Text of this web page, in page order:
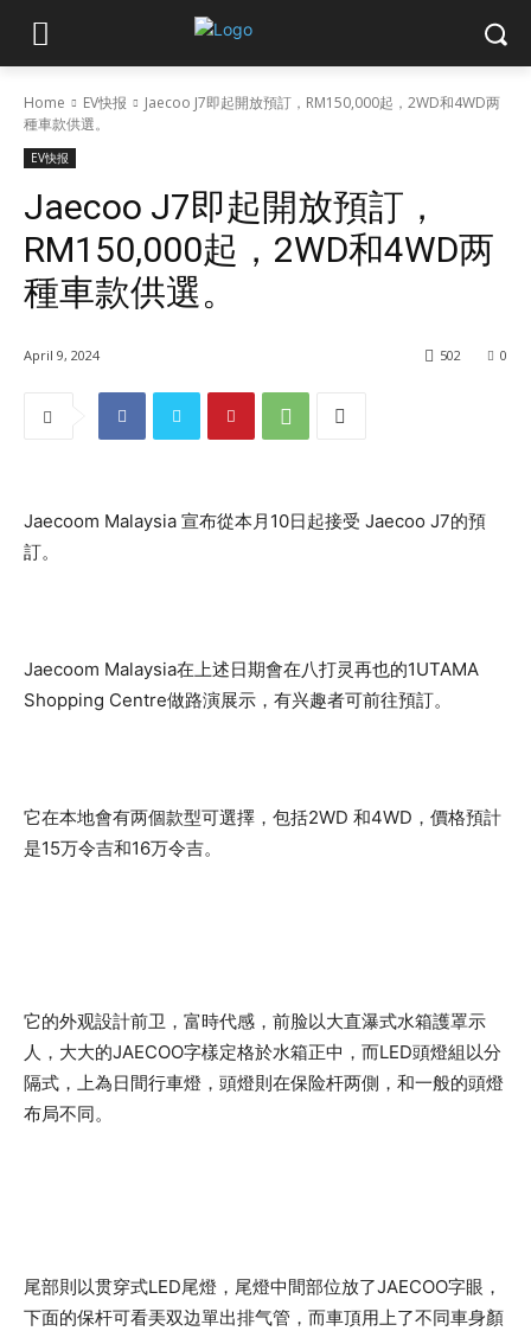
Home EV快报
Jaecoo J7即起開放預訂，RM150,000起，2WD和4WD两
種車款供選。
EV快报
Jaecoo J7即起開放預訂，
RM150,000起，2WD和4WD两
種車款供選。
April 9, 2024 0
502
Jaecoom Malaysia 宣布從本月10日起接受 Jaecoo J7的預
訂。
Jaecoom Malaysia在上述日期會在八打灵再也的1UTAMA
Shopping Centre做路演展示，有兴趣者可前往預訂。
它在本地會有两個款型可選擇，包括2WD 和4WD，價格預計
是15万令吉和16万令吉。
它的外观設計前卫，富時代感，前脸以大直瀑式水箱護罩示
人，大大的JAECOO字樣定格於水箱正中，而LED頭燈組以分
隔式，上為日間行車燈，頭燈則在保险杆两側，和一般的頭燈
布局不同。
尾部則以贯穿式LED尾燈，尾燈中間部位放了JAECOO字眼，
下面的保杆可看㺯双边單出排气管，而車頂用上了不同車身顏